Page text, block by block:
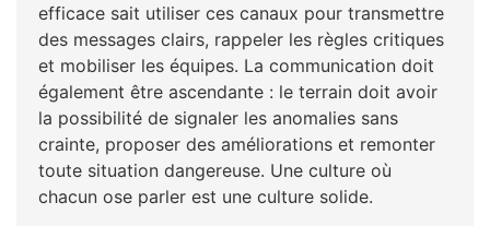
efficace sait utiliser ces canaux pour transmettre
des messages clairs, rappeler les règles critiques
et mobiliser les équipes. La communication doit
également être ascendante : le terrain doit avoir
la possibilité de signaler les anomalies sans
crainte, proposer des améliorations et remonter
toute situation dangereuse. Une culture où
chacun ose parler est une culture solide.